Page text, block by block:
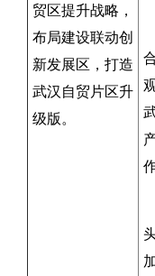
贸区提升战略，
布局建设联动创
新发展区，打造
武汉自贸片区升
级版。